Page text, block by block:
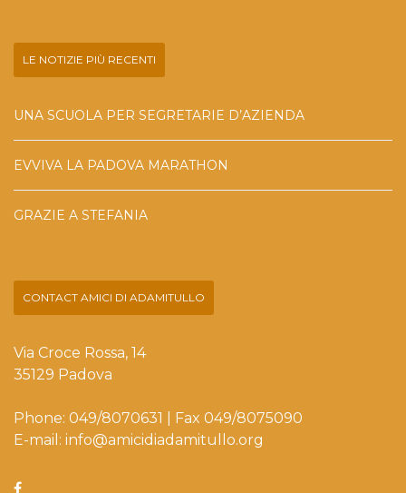
LE NOTIZIE PIÙ RECENTI
UNA SCUOLA PER SEGRETARIE D’AZIENDA
EVVIVA LA PADOVA MARATHON
GRAZIE A STEFANIA
CONTACT AMICI DI ADAMITULLO
Via Croce Rossa, 14
35129 Padova
Phone: 049/8070631 | Fax 049/8075090
E-mail: info@amicidiadamitullo.org